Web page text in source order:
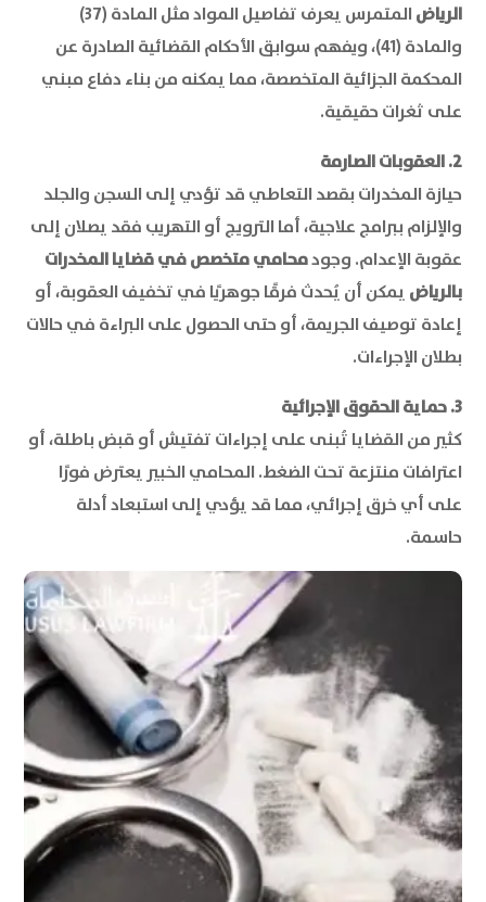
الرياض
المتمرس يعرف تفاصيل المواد مثل المادة (37)
والمادة (41)، ويفهم سوابق الأحكام القضائية الصادرة عن
المحكمة الجزائية المتخصصة، مما يمكنه من بناء دفاع مبني
على ثغرات حقيقية.
2. العقوبات الصارمة
حيازة المخدرات بقصد التعاطي قد تؤدي إلى السجن والجلد
والإلزام ببرامج علاجية، أما الترويج أو التهريب فقد يصلان إلى
عقوبة الإعدام. وجودمحامي متخصص في قضايا المخدرات
بالرياض يمكن أن يُحدث فرقًا جوهريًا في تخفيف العقوبة، أو
إعادة توصيف الجريمة، أو حتى الحصول على البراءة في حالات
بطلان الإجراءات.
3. حماية الحقوق الإجرائية
كثير من القضايا تُبنى على إجراءات تفتيش أو قبض باطلة، أو
اعترافات منتزعة تحت الضغط. المحامي الخبير يعترض فورًا
على أي خرق إجرائي، مما قد يؤدي إلى استبعاد أدلة
حاسمة.